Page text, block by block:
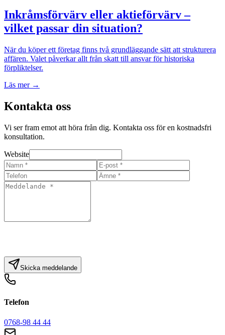
Inkråmsförvärv eller aktieförvärv –
vilket passar din situation?
När du köper ett företag finns två grundläggande sätt att strukturera
affären. Valet påverkar allt från skatt till ansvar för historiska
förpliktelser.
Läs mer →
Kontakta oss
Vi ser fram emot att höra från dig. Kontakta oss för en kostnadsfri
konsultation.
Website
Skicka meddelande
Telefon
0768-98 44 44